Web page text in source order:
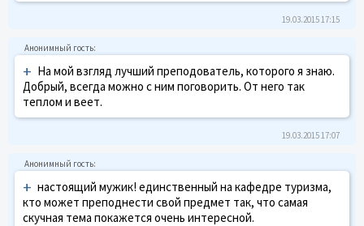
19.03.2015 17:15
+ На мой взгляд лучший преподователь, которого я знаю.
Добрый, всегда можно с ним поговорить. От него так
теплом и веет.
19.03.2015 17:07
+ настоящий мужик! единственный на кафедре туризма,
кто может преподнести свой предмет так, что самая
скучная тема покажется очень интересной.